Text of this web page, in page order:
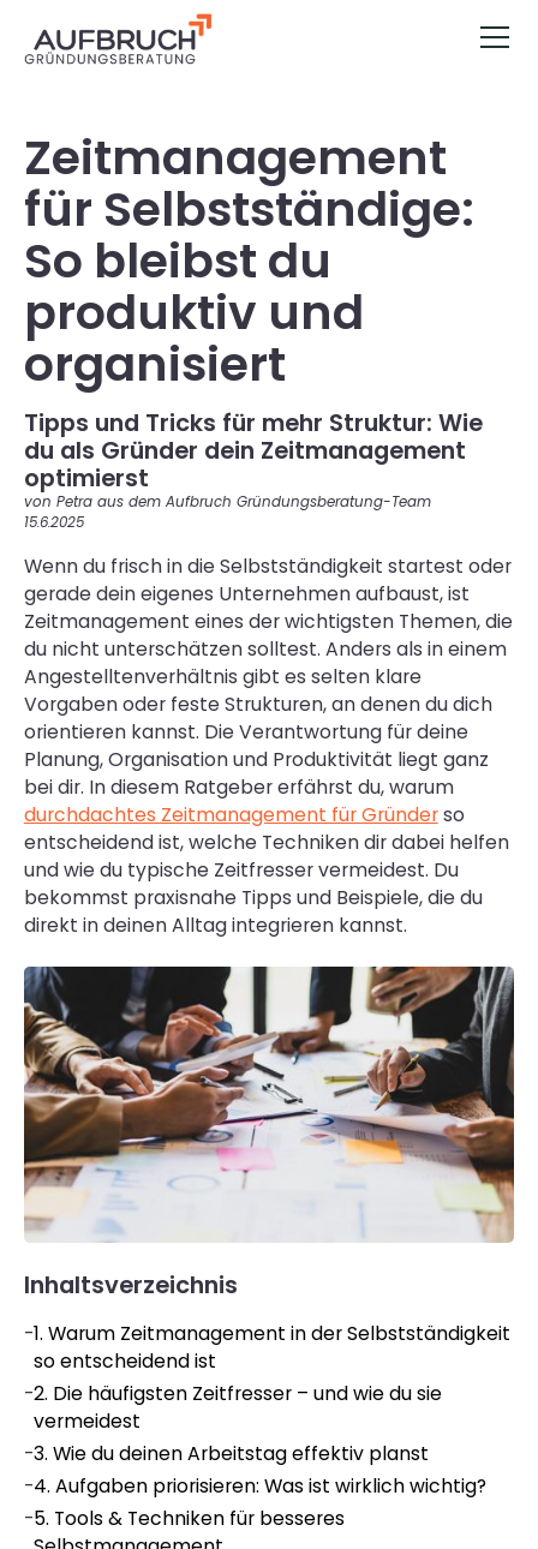
Zeitmanagement
für Selbstständige:
So bleibst du
produktiv und
organisiert
Tipps und Tricks für mehr Struktur: Wie
du als Gründer dein Zeitmanagement
optimierst
von Petra aus dem Aufbruch Gründungsberatung-Team
15.6.2025
Wenn du frisch in die Selbstständigkeit startest oder
gerade dein eigenes Unternehmen aufbaust, ist
Zeitmanagement eines der wichtigsten Themen, die
du nicht unterschätzen solltest. Anders als in einem
Angestelltenverhältnis gibt es selten klare
Vorgaben oder feste Strukturen, an denen du dich
orientieren kannst. Die Verantwortung für deine
Planung, Organisation und Produktivität liegt ganz
bei dir. In diesem Ratgeber erfährst du, warum
durchdachtes Zeitmanagement für Gründerso
entscheidend ist, welche Techniken dir dabei helfen
und wie du typische Zeitfresser vermeidest. Du
bekommst praxisnahe Tipps und Beispiele, die du
direkt in deinen Alltag integrieren kannst.
Inhaltsverzeichnis
-1. Warum Zeitmanagement in der Selbstständigkeit
so entscheidend ist
-2. Die häufigsten Zeitfresser – und wie du sie
vermeidest
-3. Wie du deinen Arbeitstag effektiv planst
-4. Aufgaben priorisieren: Was ist wirklich wichtig?
-5. Tools & Techniken für besseres